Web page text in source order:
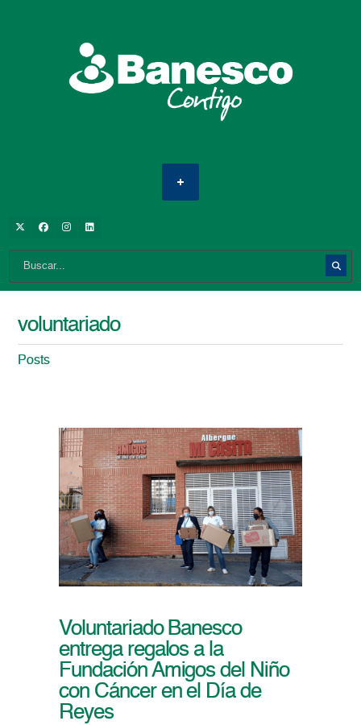
voluntariado
Posts
Voluntariado Banesco
entrega regalos a la
Fundación Amigos del Niño
con Cáncer en el Día de
Reyes